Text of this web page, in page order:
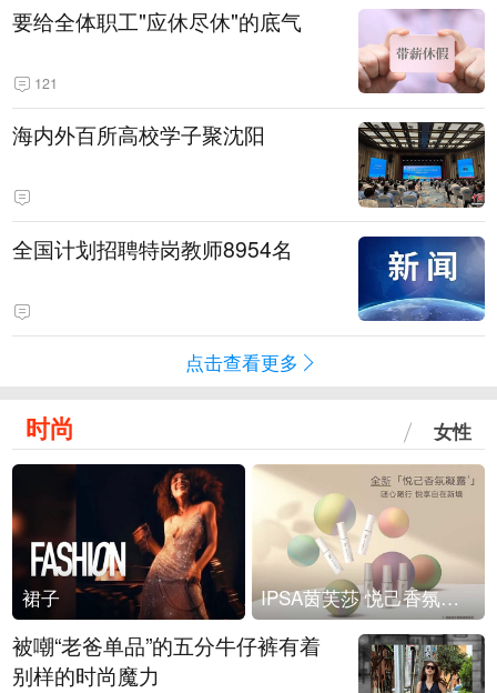
要给全体职工"应休尽休"的底气
121
海内外百所高校学子聚沈阳
全国计划招聘特岗教师8954名
点击查看更多
时尚 女性
裙子 IPSA茵芙莎 悦己香氛凝露上市
被嘲“老爸单品”的五分牛仔裤有着
别样的时尚魔力